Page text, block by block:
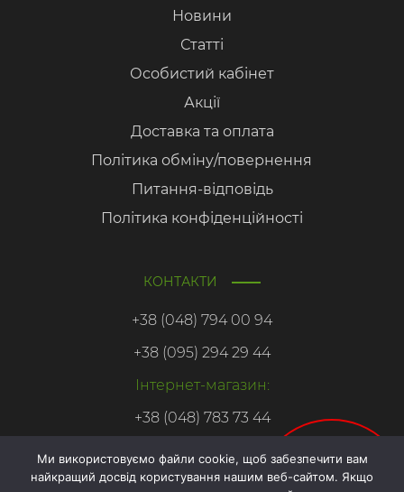
Новини
Статті
Особистий кабінет
Акції
Доставка та оплата
Політика обміну/повернення
Питання-відповідь
Політика конфіденційності
КОНТАКТИ
+38 (048) 794 00 94
+38 (095) 294 29 44
Інтернет-магазин:
+38 (048) 783 73 44
Онлайн
Ми використовуємо файли cookie, щоб забезпечити вам
найкращий досвід користування нашим веб-сайтом. Якщо